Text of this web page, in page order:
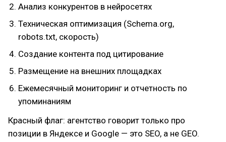
Анализ конкурентов в нейросетях
Техническая оптимизация (Schema.org,
robots.txt, скорость)
Создание контента под цитирование
Размещение на внешних площадках
Ежемесячный мониторинг и отчетность по
упоминаниям
Красный флаг: агентство говорит только про
позиции в Яндексе и Google — это SEO, а не GEO.